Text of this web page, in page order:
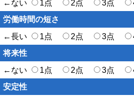
←ない
1点 2点 3点
労働時間の短さ
←長い
1点 2点 3点
将来性
←ない
1点 2点 3点
安定性